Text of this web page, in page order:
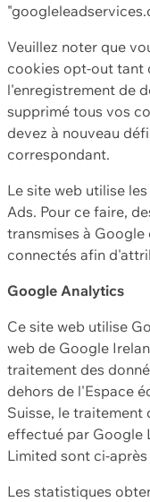
Veuillez noter que
cookies opt-out tant
l'enregistrement de
supprimé tous vos
devez à nouveau
correspondant.
Le site web utilise
Ads. Pour ce faire,
transmises à
connectés afin
Google Analytics
Ce site web utilise
web de Google
traitement des
dehors de l'Espace
Suisse, le traitement
effectué par Google
Limited sont ci-
Les statistiques